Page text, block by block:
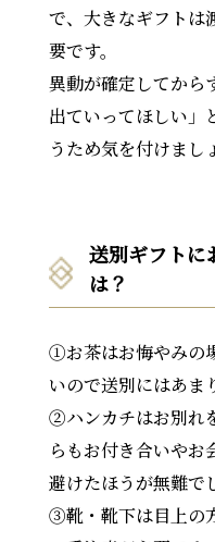
で、大きなギフトは
要です。
異動が確定してから
出ていってほしい」
うため気を付けまし
送別ギフトに
は？
①お茶はお悔やみの
いので送別にはあま
②ハンカチはお別れ
らもお付き合いやお
避けたほうが無難で
③靴・靴下は目上の